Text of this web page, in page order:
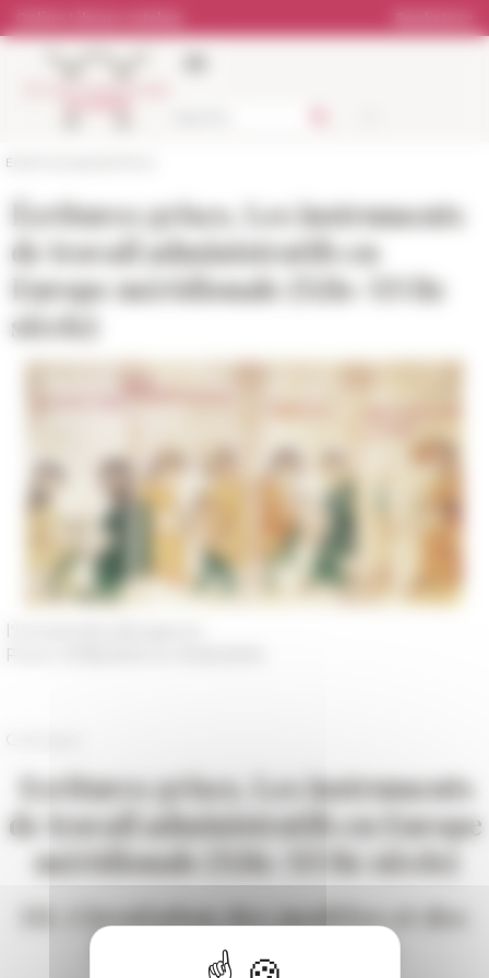
École française de Rome
Écritures grises. Les instruments
de travail administratifs en
Europe méridionale (XIIe-XVIIe
siècle)
l'Université d'Avignon
Ecritures grises. Les instruments
de travail administratifs en Europe
méridionale (XIIe-XVIIe siècle)
III. Circulation des modèles et des
instruments de gestion
Cookies management panel